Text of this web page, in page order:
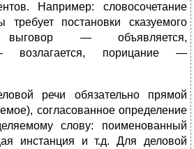
Например: словосочетание
требует постановки сказуемого
вы­говор — объявляется,
— возлагается, порицание —
речи обязательно прямой
согласованное определение
слову: поименованный
инстанция и т.д. Для деловой